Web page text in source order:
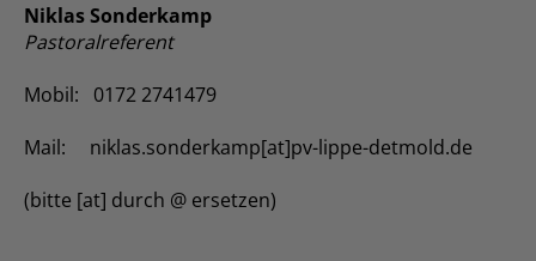
Niklas Sonderkamp
Pastoralreferent
Mobil: 0172 2741479
Mail: niklas.sonderkamp[at]pv-lippe-detmold.de
(bitte [at] durch @ ersetzen)